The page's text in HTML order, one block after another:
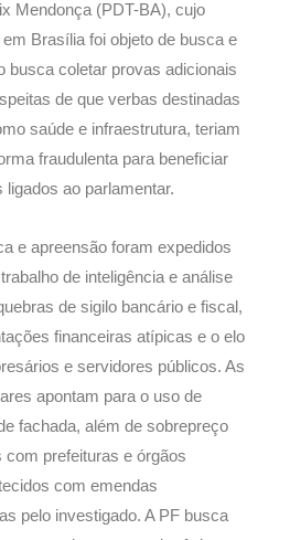
Mendonça (PDT-BA), cujo
Brasília foi objeto de busca e
busca coletar provas adicionais
de que verbas destinadas
saúde e infraestrutura, teriam
fraudulenta para beneficiar
ao parlamentar.
e apreensão foram expedidos
de inteligência e análise
de sigilo bancário e fiscal,
financeiras atípicas e o elo
e servidores públicos. As
apontam para o uso de
fachada, além de sobrepreço
prefeituras e órgãos
com emendas
pelo investigado. A PF busca